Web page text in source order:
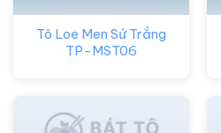
Tô Loe Men Sứ Trắng
TP-MST06